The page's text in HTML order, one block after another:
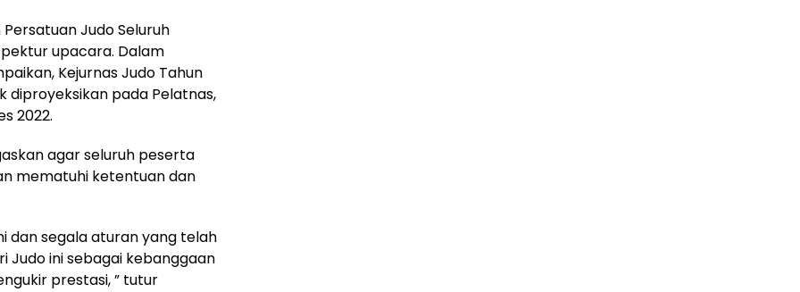
Judo Seluruh
upacara. Dalam
Kejurnas Judo Tahun
diproyeksikan pada Pelatnas,
2022.
agar seluruh peserta
mematuhi ketentuan dan
dan segala aturan yang telah
Judo ini sebagai kebanggaan
prestasi, ” tutur